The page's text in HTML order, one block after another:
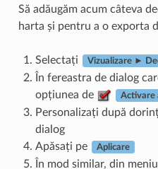
Să adăugăm acum câteva
harta și pentru a o exporta
Selectați Vizualizare ►
În fereastra de dialog
opțiunea de
Activare
Personalizați după
dialog
Apăsați pe
Aplicare
În mod similar, din